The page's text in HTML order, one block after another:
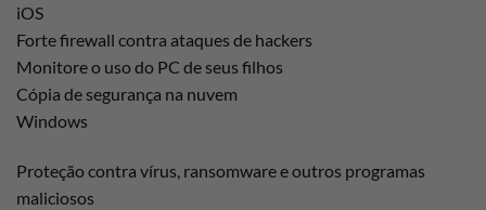
iOS
Forte firewall contra ataques de hackers
Monitore o uso do PC de seus filhos
Cópia de segurança na nuvem
Windows
Proteção contra vírus, ransomware e outros programas
maliciosos